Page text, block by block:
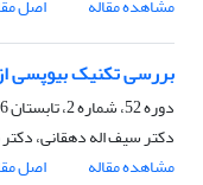
مشاهده مقاله
اصل
بررسی تکنیک بیوپسی
دوره 52، شماره 2، تابستان 1376
دکتر سیف اله دهقانی،
مشاهده مقاله
اصل